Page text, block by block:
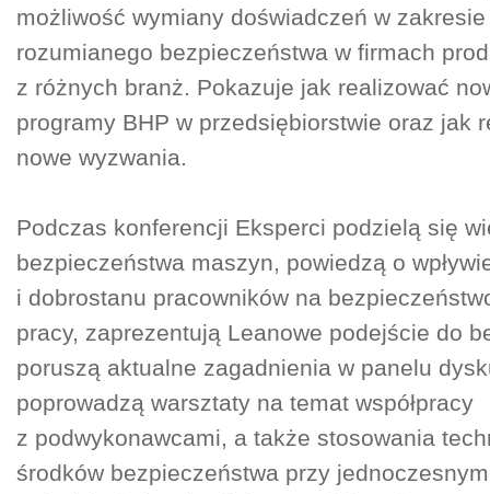
możliwość wymiany doświadczeń w
rozumianego bezpieczeństwa w firmach
z różnych branż. Pokazuje jak realizować
programy BHP w przedsiębiorstwie oraz jak
nowe wyzwania.
Podczas konferencji Eksperci podzielą się
bezpieczeństwa maszyn, powiedzą o
i dobrostanu pracowników na
pracy, zaprezentują Leanowe podejście do
poruszą aktualne zagadnienia w panelu
poprowadzą warsztaty na temat współpracy
z podwykonawcami, a także stosowania
środków bezpieczeństwa przy